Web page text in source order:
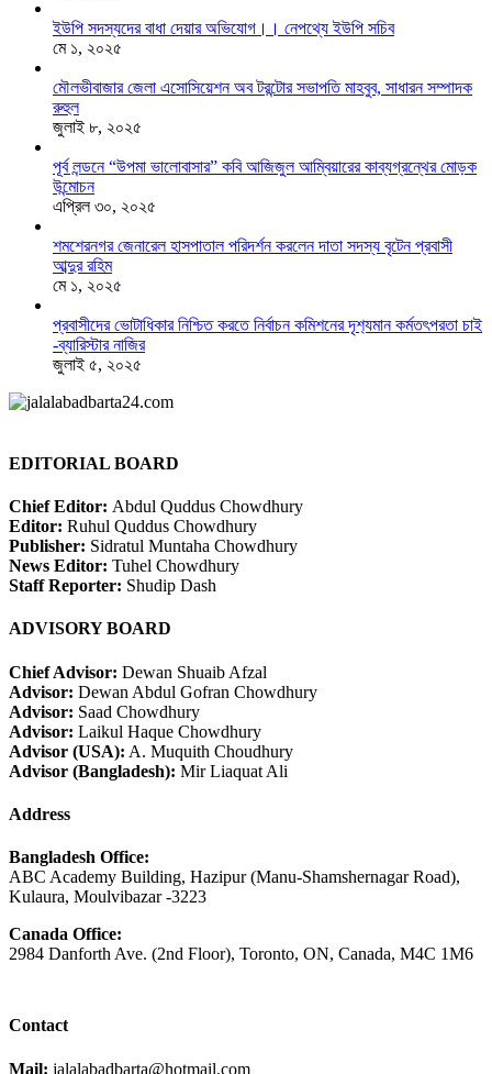
ইউপি সদস্যদের বাধা দেয়ার অভিযোগ।। নেপথ্যে ইউপি সচিব
মে ১, ২০২৫
মৌলভীবাজার জেলা এসোসিয়েশন অব টরন্টোর সভাপতি মাহবুব, সাধারন সম্পাদক
রুহুল
জুলাই ৮, ২০২৫
পূর্ব লন্ডনে “উপমা ভালোবাসার” কবি আজিজুল আম্বিয়ারের কাব্যগ্রন্থের মোড়ক
উন্মোচন
এপ্রিল ৩০, ২০২৫
শমশেরনগর জেনারেল হাসপাতাল পরিদর্শন করলেন দাতা সদস্য বৃটেন প্রবাসী
আব্দুর রহিম
মে ১, ২০২৫
প্রবাসীদের ভোটাধিকার নিশ্চিত করতে নির্বাচন কমিশনের দৃশ‍্যমান কর্মতৎপরতা চাই
-ব্যারিস্টার নাজির
জুলাই ৫, ২০২৫
EDITORIAL BOARD
Chief Editor: Abdul Quddus Chowdhury
Editor: Ruhul Quddus Chowdhury
Publisher: Sidratul Muntaha Chowdhury
News Editor: Tuhel Chowdhury
Staff Reporter: Shudip Dash
ADVISORY BOARD
Chief Advisor: Dewan Shuaib Afzal
Advisor: Dewan Abdul Gofran Chowdhury
Advisor: Saad Chowdhury
Advisor: Laikul Haque Chowdhury
Advisor (USA): A. Muquith Choudhury
Advisor (Bangladesh): Mir Liaquat Ali
Address
Bangladesh Office:
ABC Academy Building, Hazipur (Manu-Shamshernagar Road),
Kulaura, Moulvibazar -3223
Canada Office:
2984 Danforth Ave. (2nd Floor), Toronto, ON, Canada, M4C 1M6
Contact
Mail: jalalabadbarta@hotmail.com